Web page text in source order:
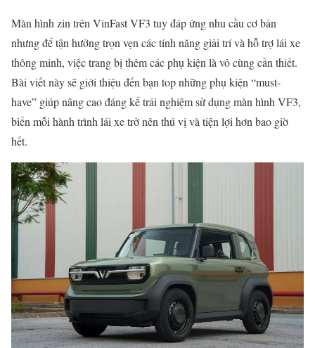
Màn hình zin trên VinFast VF3 tuy đáp ứng nhu cầu cơ bản
nhưng để tận hưởng trọn vẹn các tính năng giải trí và hỗ trợ lái xe
thông minh, việc trang bị thêm các phụ kiện là vô cùng cần thiết.
Bài viết này sẽ giới thiệu đến bạn top những phụ kiện “must-
have” giúp nâng cao đáng kể trải nghiệm sử dụng màn hình VF3,
biến mỗi hành trình lái xe trở nên thú vị và tiện lợi hơn bao giờ
hết.